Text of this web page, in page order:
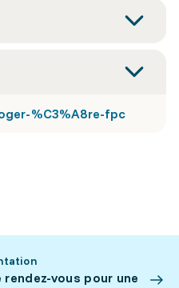
%C3%A8re-fpc
vous pour une